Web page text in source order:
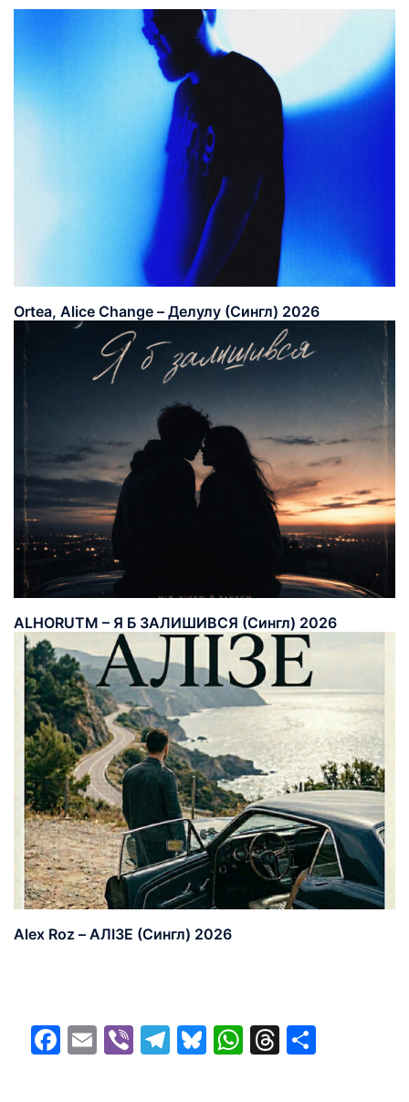
Ortea, Alice Change – Делулу (Сингл) 2026
ALHORUTM – Я Б ЗАЛИШИВСЯ (Сингл) 2026
Alex Roz – АЛІЗЕ (Сингл) 2026
Facebook
EmailViberTelegram
Bluesky
WhatsApp
Threads